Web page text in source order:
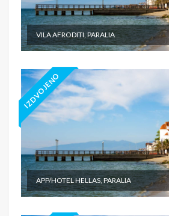
VILA AFRODITI, PARALIA
IZDVOJENO
APP/HOTEL HELLAS, PARALIA